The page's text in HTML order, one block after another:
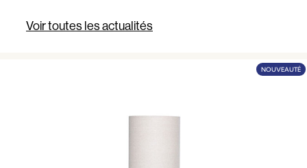
Voir toutes les actualités
NOUVEAUTÉ